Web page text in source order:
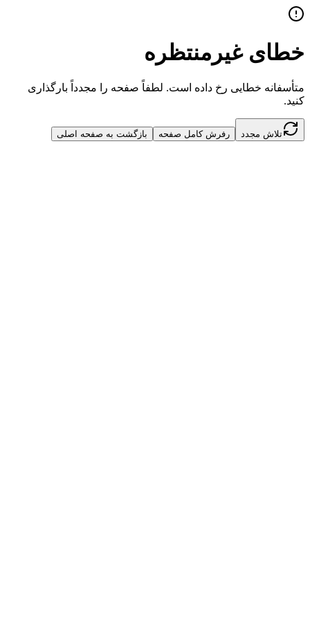
خطای غیرمنتظره
متأسفانه خطایی رخ داده است. لطفاً صفحه را مجدداً بارگذاری
کنید.
تلاش مجدد رفرش کامل صفحه بازگشت به صفحه اصلی